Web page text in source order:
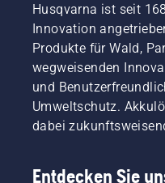
Husqvarna ist seit
Innovation
Produkte für Wald,
wegweisenden
und
Umweltschutz.
dabei
Entdecken Sie